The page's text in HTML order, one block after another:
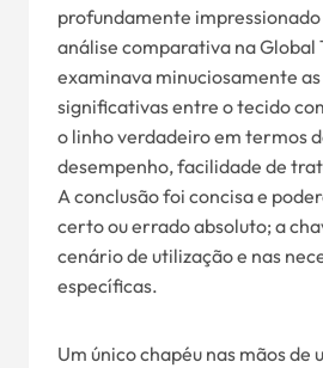
profundamente
análise comparativa na
examinava minuciosamente
significativas entre o tecido
o linho verdadeiro em termos
desempenho, facilidade de
A conclusão foi concisa e
certo ou errado absoluto; a
cenário de utilização e nas
específicas.
Um único chapéu nas mãos de